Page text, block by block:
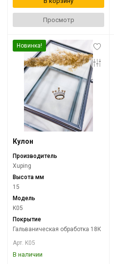
Просмотр
Новинка!
Кулон
Производитель
Xuping
Высота мм
15
Модель
K05
Покрытие
Гальваническая обработка 18К
Арт. K05
В наличии